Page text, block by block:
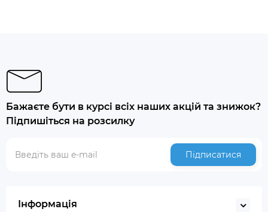
Бажаєте бути в курсі всіх наших акцій та знижок?
Підпишіться на розсилку
Підписатися
Інформація